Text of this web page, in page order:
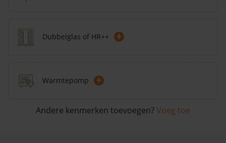
Dubbelglas of HR++ +
Warmtepomp +
Andere kenmerken toevoegen? Voeg toe